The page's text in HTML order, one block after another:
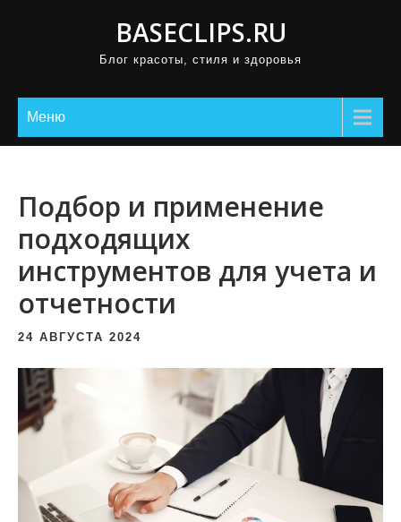
BASECLIPS.RU
Блог красоты, стиля и здоровья
Меню
Подбор и применение
подходящих
инструментов для учета и
отчетности
24 АВГУСТА 2024